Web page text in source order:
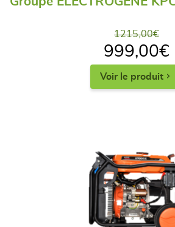
1215,00€
999,00€
Voir le produit